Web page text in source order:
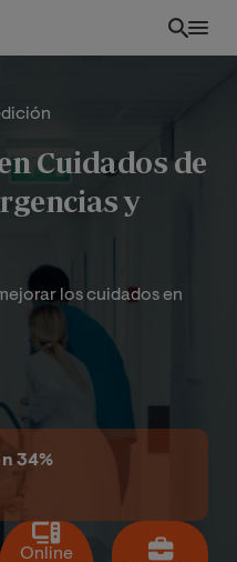
Cuidados de
y
los cuidados en
Online
34%